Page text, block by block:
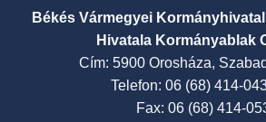
Békés Vármegyei
Hivatala Kormányablak
Cím: 5900 Orosháza,
Telefon: 06 (68) 414-
Fax: 06 (68) 414-